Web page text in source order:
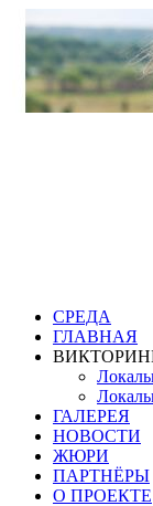
СРЕДА
ГЛАВНАЯ
ГАЛЕРЕЯ
НОВОСТИ
ЖЮРИ
ПАРТНЁРЫ
О ПРОЕКТЕ